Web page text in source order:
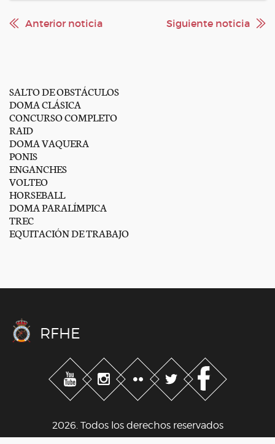
Anterior noticia Siguiente noticia
SALTO DE OBSTÁCULOS
DOMA CLÁSICA
CONCURSO COMPLETO
RAID
DOMA VAQUERA
PONIS
ENGANCHES
VOLTEO
HORSEBALL
DOMA PARALÍMPICA
TREC
EQUITACIÓN DE TRABAJO
RFHE
2026. Todos los derechos reservados